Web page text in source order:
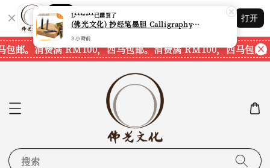
Shopping: 追踪您的订单
您信赖的商店
打开
邮。 消费满 RM100，西马包邮。消费满 RM100，西马包邮。
搜索
L*******已購買了
(佛光文化) 抄经笔墨胆 Calligraphy Writing Pen Refill Pack CPS40 现货速发
3 小時前